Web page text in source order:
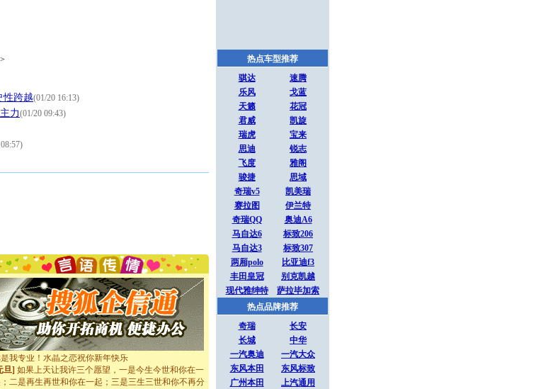
性跨越(01/20 16:13)
力(01/20 09:43)
安！千万要知足！千万不要忘记我！
诞节]不只这样的日子才会想起你,而是这样的日子才
大光明地骚扰你,告诉你,圣诞要快乐!新年要快乐!天
要快乐噢!
诞节]奉上一颗祝福的心,在这个特别的日子里,愿幸福,
,快乐,鲜花,一切美好的祝愿与你同在.圣诞快乐!
旦]看到你我会触电；看不到你我要充电；没有你我会
。爱你是我职业，想你是我事业，抱你是我特长，吻
我专业！水晶之恋祝你新年快乐
旦]如果上天让我许三个愿望，一是今生今世和你在一
二是再生再世和你在一起；三是三生三世和你不再分
水晶之恋祝你新年快乐
热点车型推荐
骐达
速腾
乐风
戈蓝
天籁
花冠
君威
凯旋
瑞虎
宝来
思迪
锐志
飞度
雅阁
骏捷
思域
奇瑞v5
凯美瑞
赛拉图
伊兰特
奇瑞QQ
奥迪A6
马自达6
标致206
马自达3
标致307
两厢polo
比亚迪f3
丰田皇冠
别克凯越
现代雅绅特
萨拉毕加索
热点品牌推荐
奇瑞
长安
长城
中华
一汽奥迪
一汽大众
东风本田
东风标致
广州本田
上汽通用